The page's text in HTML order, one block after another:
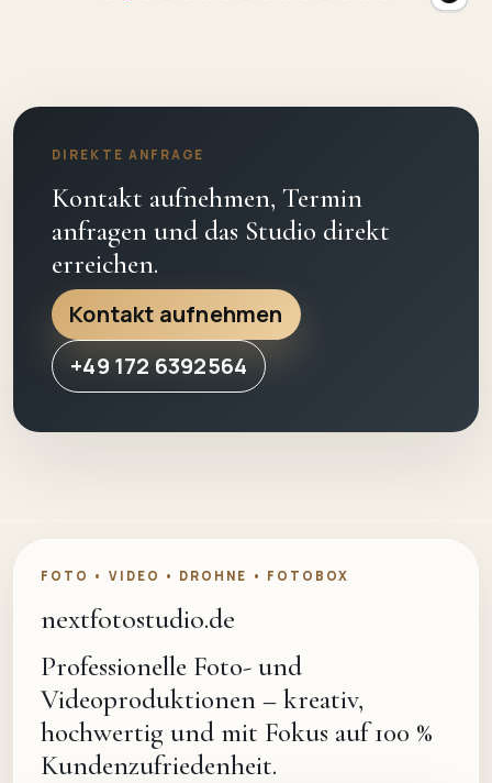
DIREKTE ANFRAGE
Kontakt aufnehmen, Termin
anfragen und das Studio direkt
erreichen.
Kontakt aufnehmen
+49 172 6392564
FOTO • VIDEO • DROHNE • FOTOBOX
nextfotostudio.de
Professionelle Foto- und
Videoproduktionen – kreativ,
hochwertig und mit Fokus auf 100 %
Kundenzufriedenheit.